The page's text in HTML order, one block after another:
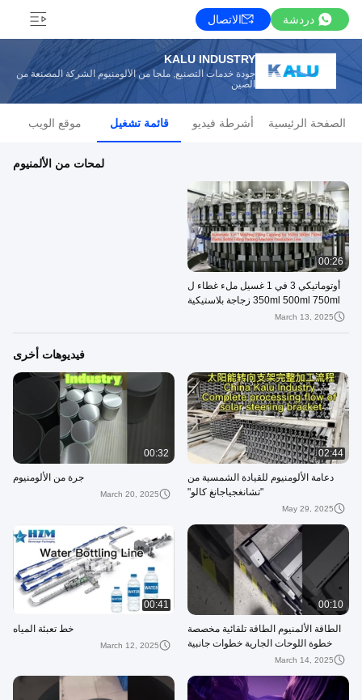
دردشة الاتصال
KALU INDUSTRY
جودة خدمات التصنيع, ملجأ من الألومنيوم الشركة المصنعة من
الصين
الصفحة الرئيسية أشرطة فيديو قائمة تشغيل موقع الويب
لمحات من الألمنيوم
00:26
أوتوماتيكي 3 في 1 غسيل ملء غطاء ل
350ml 500ml 750ml زجاجة بلاستيكية
ملء حزمة آلة إنتاج خطMarch 13, 2025
فيديوهات أخرى
02:44
دعامة الألومنيوم للقيادة الشمسية من
"تشانغجياجانغ كالو"
May 29, 2025
00:32
جرة من الألومنيوم
March 20, 2025
00:10
الطاقة الألمنيوم الطاقة تلقائية مخصصة
خطوة اللوحات الجارية خطوات جانبية
March 14, 2025
00:41
خط تعبئة المياه
March 12, 2025